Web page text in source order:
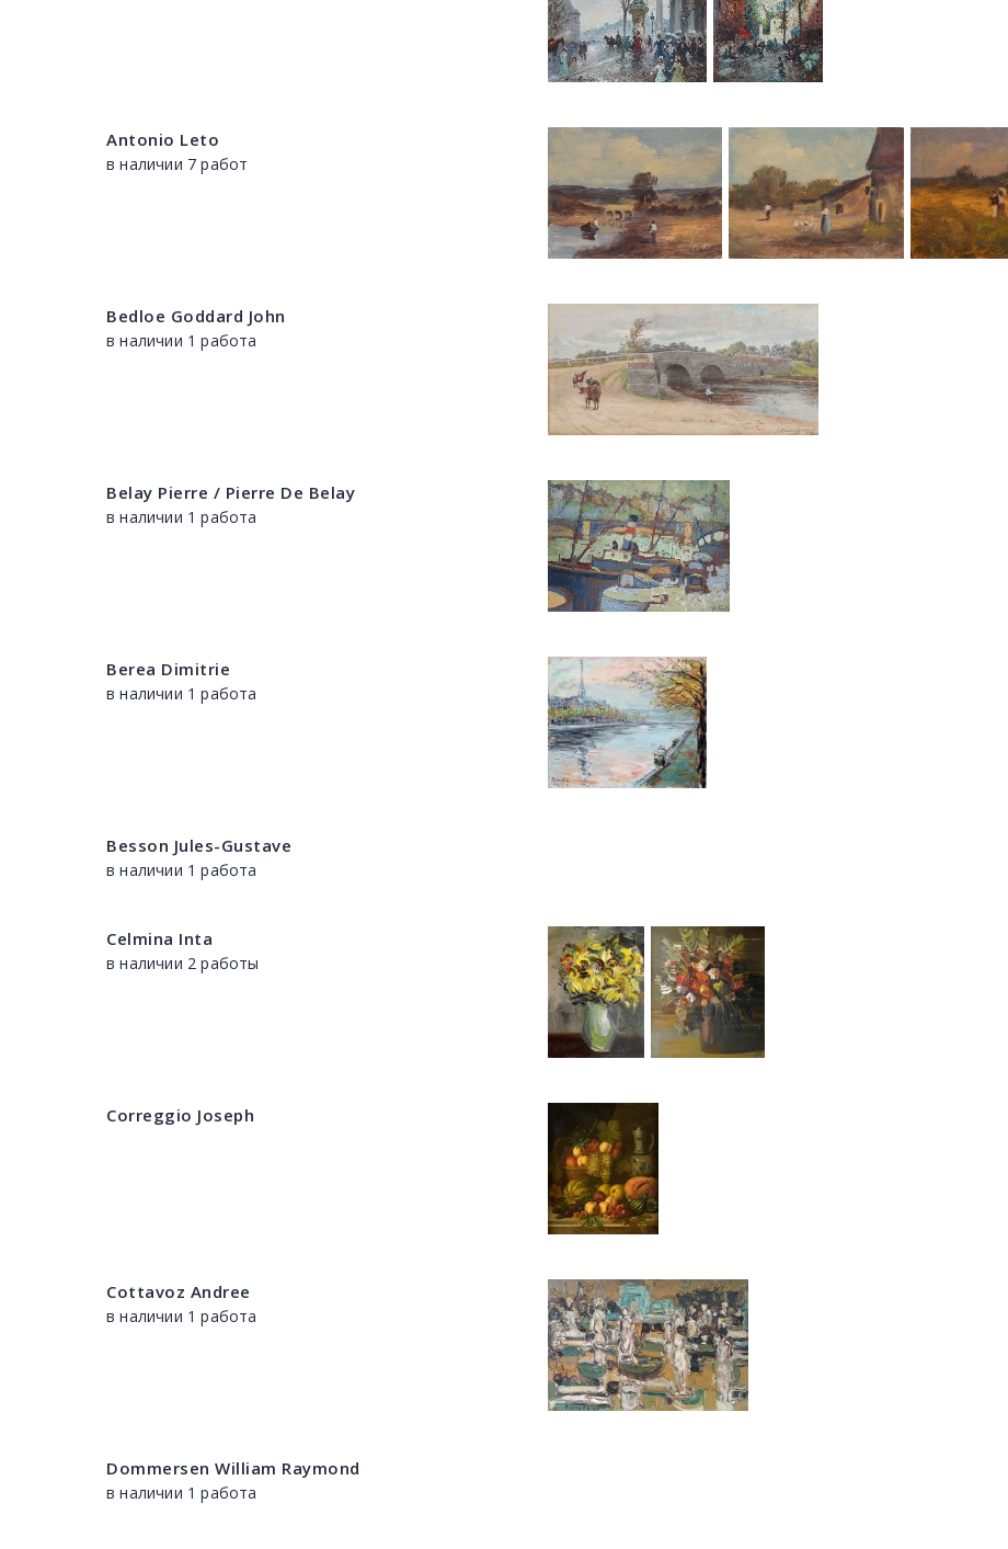
Antonio Leto
в наличии 7 работ
Bedloe Goddard John
в наличии 1 работа
Belay Pierre / Pierre De Belay
в наличии 1 работа
Berea Dimitrie
в наличии 1 работа
Besson Jules-Gustave
в наличии 1 работа
Celmina Inta
в наличии 2 работы
Correggio Joseph
Cottavoz Andree
в наличии 1 работа
Dommersen William Raymond
в наличии 1 работа